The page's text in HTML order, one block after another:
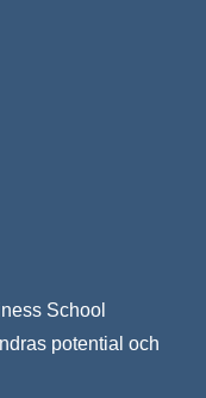
School
potential och